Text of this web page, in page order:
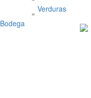
Verduras
Bodega